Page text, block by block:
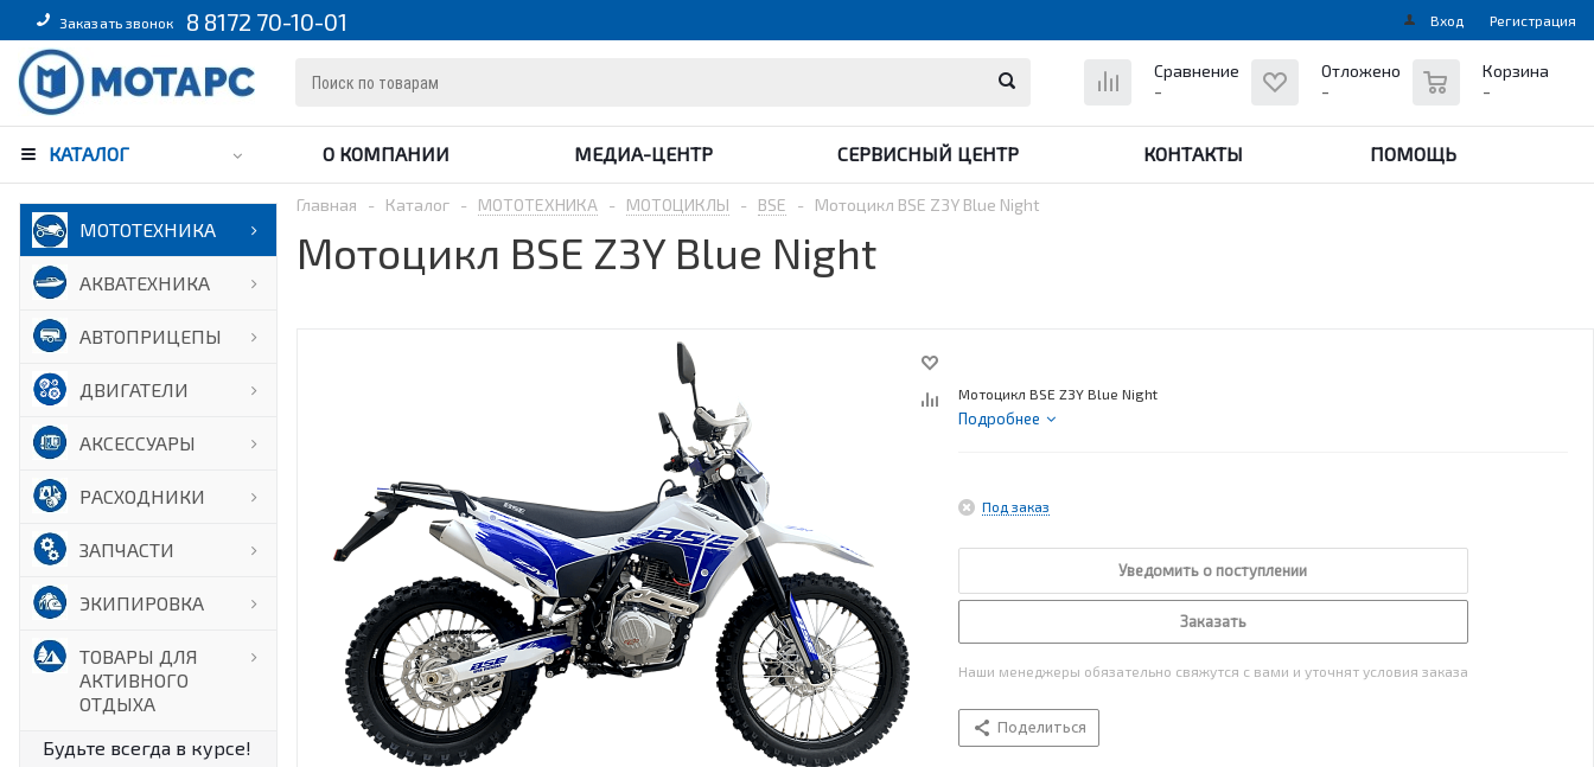
Заказать звонок 8 8172 70-10-01 Вход Регистрация
Сравнение
-
Отложено
-
Корзина
-
КАТАЛОГ О КОМПАНИИ МЕДИА-ЦЕНТР СЕРВИСНЫЙ ЦЕНТР КОНТАКТЫ ПОМОЩЬ
МОТОТЕХНИКА
АКВАТЕХНИКА
АВТОПРИЦЕПЫ
ДВИГАТЕЛИ
АКСЕССУАРЫ
РАСХОДНИКИ
ЗАПЧАСТИ
ЭКИПИРОВКА
ТОВАРЫ ДЛЯ
АКТИВНОГО
ОТДЫХА
Будьте всегда в курсе!
Главная - Каталог - МОТОТЕХНИКА - МОТОЦИКЛЫ - BSE - Мотоцикл BSE Z3Y Blue Night
Мотоцикл BSE Z3Y Blue Night
Мотоцикл BSE Z3Y Blue Night
Подробнее
Под заказ
Уведомить о поступлении
Заказать
Наши менеджеры обязательно свяжутся с вами и уточнят условия заказа
Поделиться